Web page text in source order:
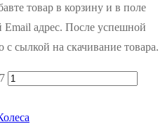
товар в корзину и в поле
Email адрес. После успешной
сылкой на скачивание товара.